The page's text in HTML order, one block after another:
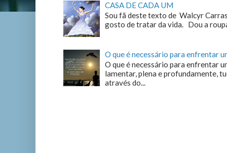
CASA DE CADA UM
Sou fã deste texto de Walcyr
gosto de tratar da vida. Dou a
O que é necessário para enfrentar
O que é necessário para enfrentar
lamentar, plena e profundamente,
através do...